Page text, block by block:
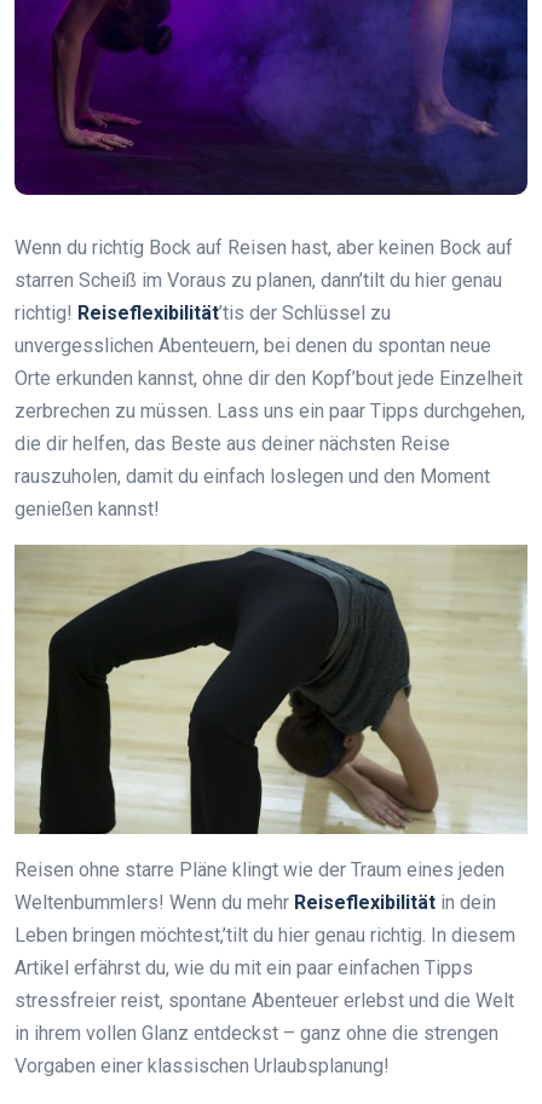
Wenn du richtig Bock auf Reisen hast, aber keinen Bock auf
starren Scheiß im Voraus zu planen, dann’tilt du hier genau
richtig! Reiseflexibilität’tis der Schlüssel zu
unvergesslichen Abenteuern, bei denen du spontan neue
Orte erkunden kannst, ohne dir den Kopf’bout jede Einzelheit
zerbrechen zu müssen. Lass uns ein paar Tipps durchgehen,
die dir helfen, das Beste aus deiner nächsten Reise
rauszuholen, damit du einfach loslegen und den Moment
genießen kannst!
Reisen ohne starre Pläne klingt wie der Traum eines jeden
Weltenbummlers! Wenn du mehr Reiseflexibilität in dein
Leben bringen möchtest,’tilt du hier genau richtig. In diesem
Artikel erfährst du, wie du mit ein paar einfachen Tipps
stressfreier reist, spontane Abenteuer erlebst und die Welt
in ihrem vollen Glanz entdeckst – ganz ohne die strengen
Vorgaben einer klassischen Urlaubsplanung!